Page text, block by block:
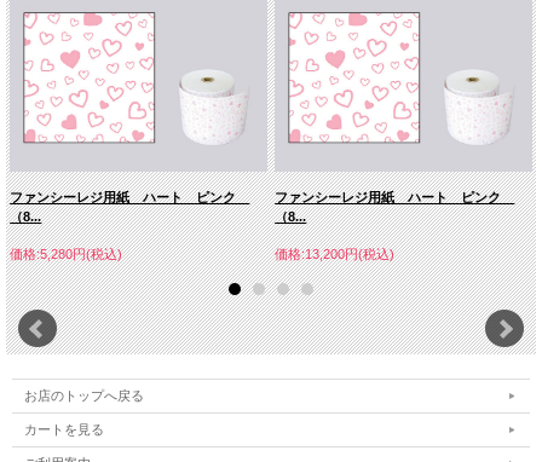
ファンシーレジ用紙 ハート ピンク
（8...
価格:5,280円(税込)
ファンシーレジ用紙 ハート ピンク
（8...
価格:13,200円(税込)
お店のトップへ戻る
カートを見る